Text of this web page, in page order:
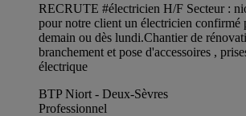
RECRUTE #électricien H/F Secteur :
pour notre client un électricien confirmé
demain ou dès lundi.Chantier de
branchement et pose d'accessoires ,
électrique
BTP Niort - Deux-Sèvres
Professionnel